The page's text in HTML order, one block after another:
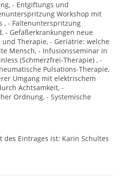
- Entgiftungs und
Workshop mit
, - Faltenunterspritzung
- Gefäßerkrankungen neue
Therapie, - Geriatrie: welche
Mensch, - Infusionsseminar in
(Schmerzfrei-Therapie) , -
Pulsations-Therapie,
Umgang mit elektrischem
Achtsamkeit, -
Ordnung, - Systemische
Eintrages ist: Karin Schultes